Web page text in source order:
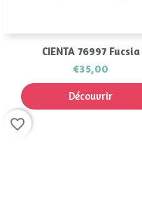
Aperçu rapide
CIENTA 76997 Fucsia
€35,00
Découvrir
favorite_border